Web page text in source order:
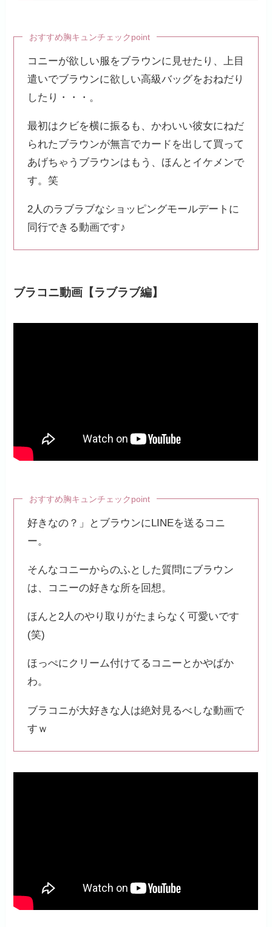
おすすめ胸キュンチェックpoint
コニーが欲しい服をブラウンに見せたり、上目
遣いでブラウンに欲しい高級バッグをおねだり
したり・・・。
最初はクビを横に振るも、かわいい彼女にねだ
られたブラウンが無言でカードを出して買って
あげちゃうブラウンはもう、ほんとイケメンで
す。笑
2人のラブラブなショッピングモールデートに
同行できる動画です♪
ブラコニ動画【ラブラブ編】
おすすめ胸キュンチェックpoint
好きなの？」とブラウンにLINEを送るコニ
ー。
そんなコニーからのふとした質問にブラウン
は、コニーの好きな所を回想。
ほんと2人のやり取りがたまらなく可愛いです
(笑)
ほっぺにクリーム付けてるコニーとかやばか
わ。
ブラコニが大好きな人は絶対見るべしな動画で
すｗ